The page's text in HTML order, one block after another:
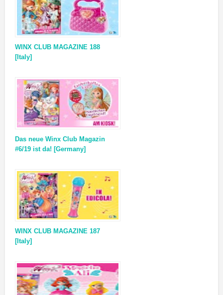
WINX CLUB MAGAZINE 188
[Italy]
Das neue Winx Club Magazin
#6/19 ist da! [Germany]
WINX CLUB MAGAZINE 187
[Italy]